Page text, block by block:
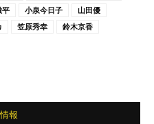
平 小泉今日子
山田優
笠原秀幸
鈴木京香
報